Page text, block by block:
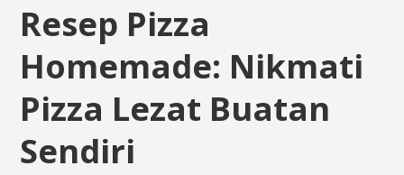
Resep Pizza
Homemade: Nikmati
Pizza Lezat Buatan
Sendiri